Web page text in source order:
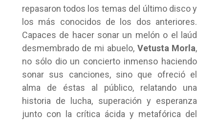
repasaron todos los temas del último disco y
los más conocidos de los dos anteriores.
Capaces de hacer sonar un melón o el laúd
desmembrado de mi abuelo, Vetusta Morla,
no sólo dio un concierto inmenso haciendo
sonar sus canciones, sino que ofreció el
alma de éstas al público, relatando una
historia de lucha, superación y esperanza
junto con la crítica ácida y metafórica del